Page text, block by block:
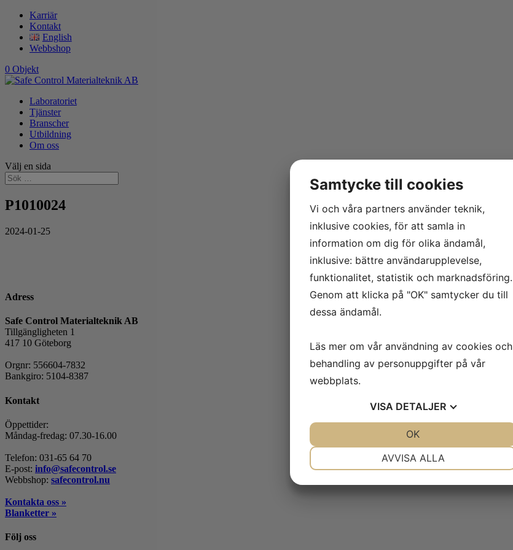
Karriär
Kontakt
English
Webbshop
0 Objekt
Laboratoriet
Tjänster
Branscher
Utbildning
Om oss
Välj en sida
P1010024
2024-01-25
Adress
Safe Control Materialteknik AB
Tillgängligheten 1
417 10 Göteborg
Orgnr: 556604-7832
Bankgiro: 5104-8387
Kontakt
Öppettider:
Måndag-fredag: 07.30-16.00
Telefon: 031-65 64 70
E-post: info@safecontrol.se
Webbshop: safecontrol.nu
Kontakta oss »
Blanketter »
Följ oss
Samtycke till cookies
Vi och våra partners använder teknik,
inklusive cookies, för att samla in
information om dig för olika ändamål,
inklusive: bättre användarupplevelse,
funktionalitet, statistik och marknadsföring.
Genom att klicka på "OK" samtycker du till
dessa ändamål.
Läs mer om vår användning av cookies och
behandling av personuppgifter på vår
webbplats.
VISA DETALJER
AVVISA ALLA
OK